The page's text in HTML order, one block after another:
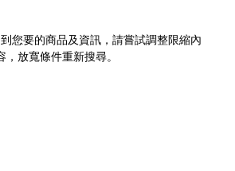
您要的商品及資訊，請嘗試調整限縮內
，放寬條件重新搜尋。